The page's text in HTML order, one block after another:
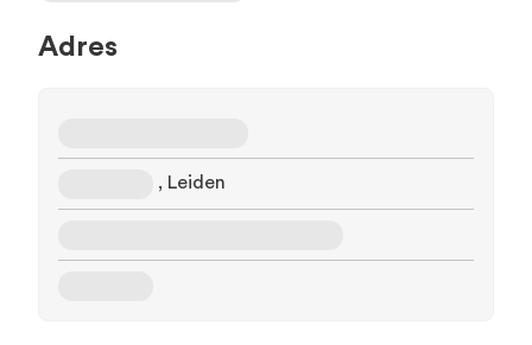
Adres
, Leiden